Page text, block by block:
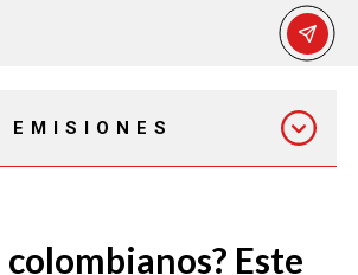
EMISIONES
EMISIÓN 7:00 PM
Este